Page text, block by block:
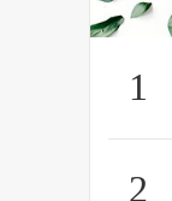
1
2